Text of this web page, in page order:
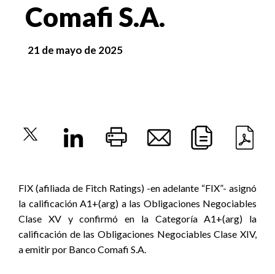
Comafi S.A.
21 de mayo de 2025
FIX (afiliada de Fitch Ratings) -en adelante “FIX”- asignó
la calificación A1+(arg) a las Obligaciones Negociables
Clase XV y confirmó en la Categoría A1+(arg) la
calificación de las Obligaciones Negociables Clase XIV,
a emitir por Banco Comafi S.A.